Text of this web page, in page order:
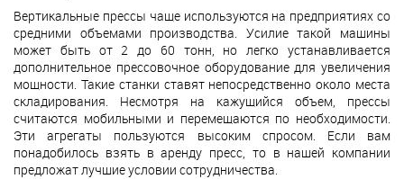
Вертикальные прессы чаще используются на предприятиях со
средними объемами производства. Усилие такой машины
может быть от 2 до 60 тонн, но легко устанавливается
дополнительное прессовочное оборудование для увеличения
мощности. Такие станки ставят непосредственно около места
складирования. Несмотря на кажущийся объем, прессы
считаются мобильными и перемещаются по необходимости.
Эти агрегаты пользуются высоким спросом. Если вам
понадобилось взять в аренду пресс, то в нашей компании
предложат лучшие условии сотрудничества.